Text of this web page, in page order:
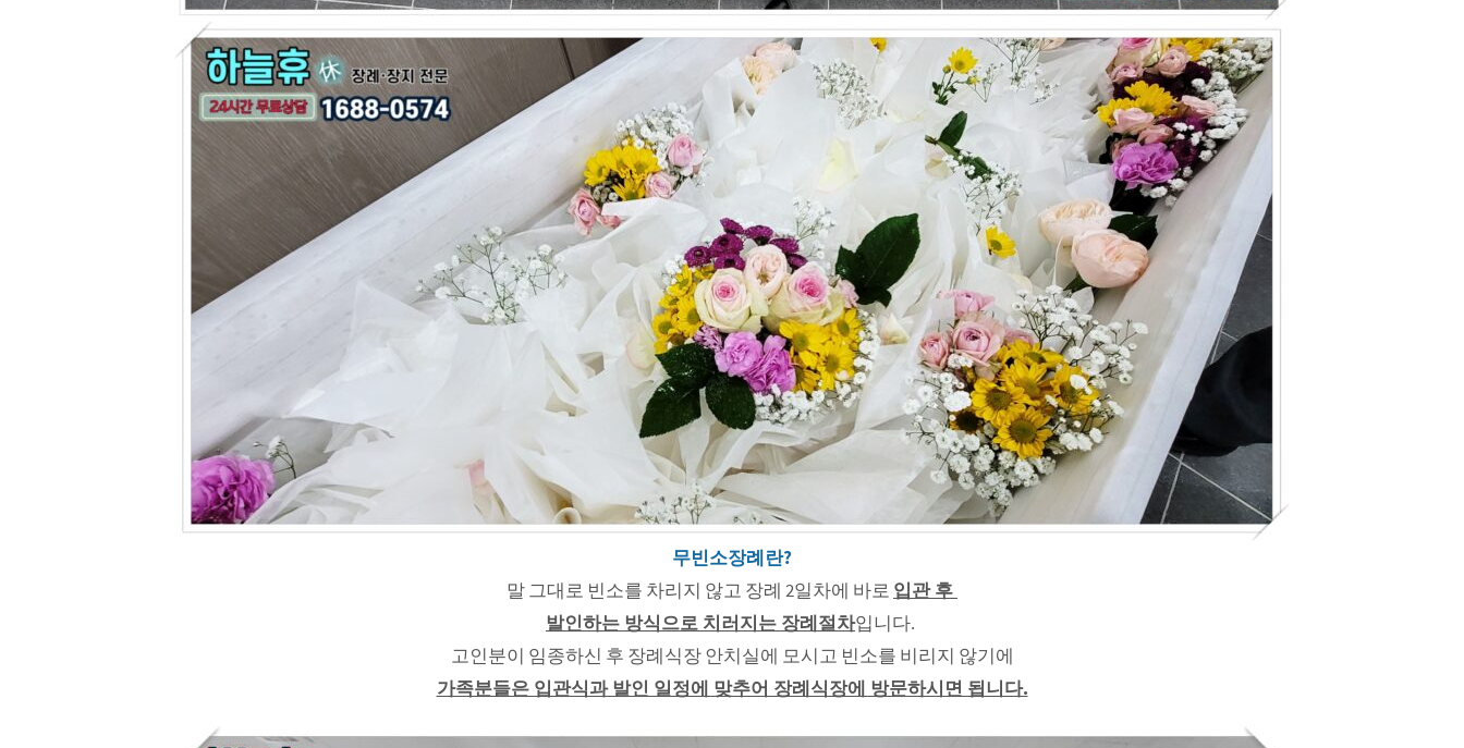
무빈소장례란?
말 그대로 빈소를 차리지 않고 장례 2일차에 바로 입관 후
발인하는 방식으로 치러지는 장례절차입니다.
고인분이 임종하신 후 장례식장 안치실에 모시고 빈소를 비리지 않기에
가족분들은 입관식과 발인 일정에 맞추어 장례식장에 방문하시면 됩니다.